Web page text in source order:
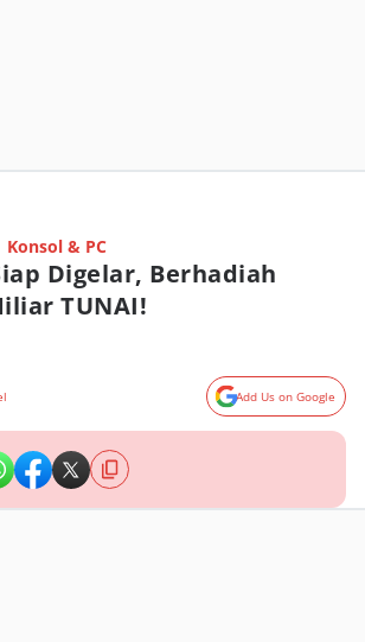
Konsol & PC
Digelar, Berhadiah
TUNAI!
Add Us on Google